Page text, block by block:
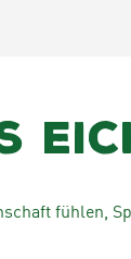
fühlen,